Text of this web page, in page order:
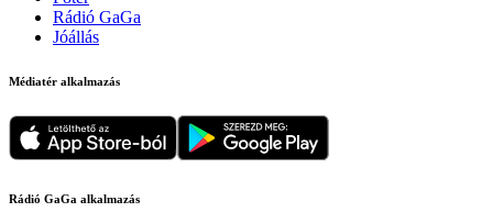
Rádió GaGa
Jóállás
Médiatér alkalmazás
Rádió GaGa alkalmazás